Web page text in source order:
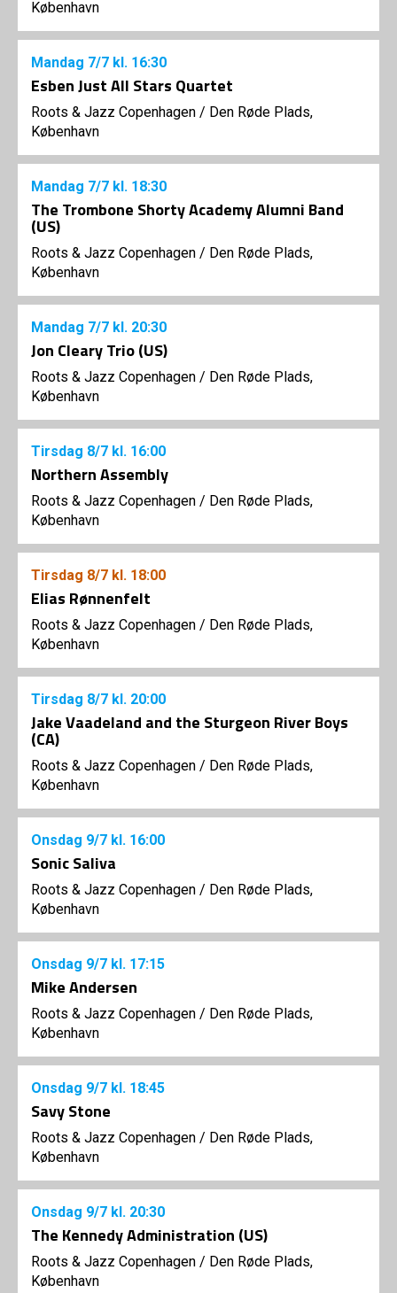
København
Mandag 7/7 kl. 16:30
Esben Just All Stars Quartet
Roots & Jazz Copenhagen / Den Røde Plads,
København
Mandag 7/7 kl. 18:30
The Trombone Shorty Academy Alumni Band
(US)
Roots & Jazz Copenhagen / Den Røde Plads,
København
Mandag 7/7 kl. 20:30
Jon Cleary Trio (US)
Roots & Jazz Copenhagen / Den Røde Plads,
København
Tirsdag 8/7 kl. 16:00
Northern Assembly
Roots & Jazz Copenhagen / Den Røde Plads,
København
Tirsdag 8/7 kl. 18:00
Elias Rønnenfelt
Roots & Jazz Copenhagen / Den Røde Plads,
København
Tirsdag 8/7 kl. 20:00
Jake Vaadeland and the Sturgeon River Boys
(CA)
Roots & Jazz Copenhagen / Den Røde Plads,
København
Onsdag 9/7 kl. 16:00
Sonic Saliva
Roots & Jazz Copenhagen / Den Røde Plads,
København
Onsdag 9/7 kl. 17:15
Mike Andersen
Roots & Jazz Copenhagen / Den Røde Plads,
København
Onsdag 9/7 kl. 18:45
Savy Stone
Roots & Jazz Copenhagen / Den Røde Plads,
København
Onsdag 9/7 kl. 20:30
The Kennedy Administration (US)
Roots & Jazz Copenhagen / Den Røde Plads,
København